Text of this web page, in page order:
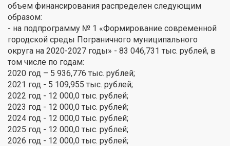
объем финансирования распределен следующим
образом:
- на подпрограмму № 1 «Формирование современной
городской среды Пограничного муниципального
округа на 2020-2027 годы» - 83 046,731 тыс. рублей, в
том числе по годам:
2020 год – 5 936,776 тыс. рублей;
2021 год - 5 109,955 тыс. рублей;
2022 год - 12 000,0 тыс. рублей;
2023 год - 12 000,0 тыс. рублей;
2024 год - 12 000,0 тыс. рублей;
2025 год - 12 000,0 тыс. рублей;
2026 год - 12 000,0 тыс. рублей;